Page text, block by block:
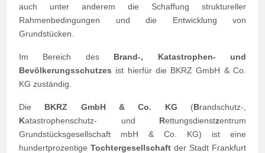
auch unter anderem die Schaffung struktureller
Rahmenbedingungen und die Entwicklung von
Grundstücken.
Im Bereich des Brand-, Katastrophen- und
Bevölkerungsschutzes ist hierfür die BKRZ GmbH & Co.
KG zuständig.
Die BKRZ GmbH & Co. KG (Brandschutz-,
Katastrophenschutz- und Rettungsdienstzentrum
Grundstücksgesellschaft mbH & Co. KG) ist eine
hundertprozentige Tochtergesellschaft der Stadt Frankfurt